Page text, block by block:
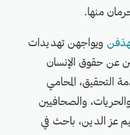
ويواجهن تهديدات
عن حقوق الإنسان
التحقيق، المحامي
والصحافيين
عز الدين، باحث في